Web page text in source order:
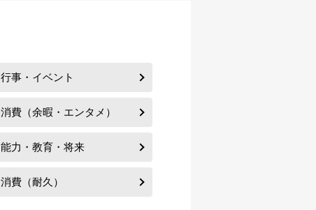
行事・イベント
消費（余暇・エンタメ）
能力・教育・将来
消費（耐久）